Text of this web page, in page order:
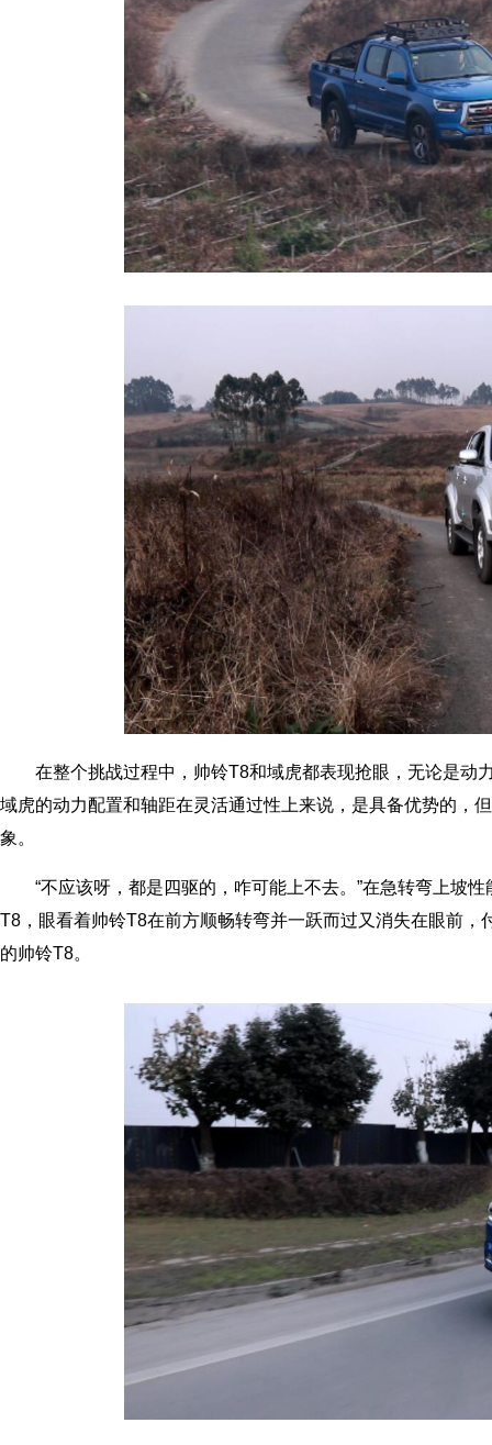
在整个挑战过程中，帅铃T8和域虎都表现抢眼，无论是动
域虎的动力配置和轴距在灵活通过性上来说，是具备优势的，
象。
“不应该呀，都是四驱的，咋可能上不去。”在急转弯上坡
T8，眼看着帅铃T8在前方顺畅转弯并一跃而过又消失在眼前
的帅铃T8。